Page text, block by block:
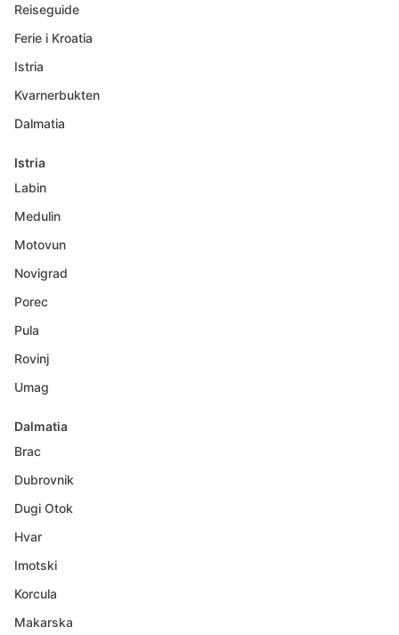
Reiseguide
Ferie i Kroatia
Istria
Kvarnerbukten
Dalmatia
Istria
Labin
Medulin
Motovun
Novigrad
Porec
Pula
Rovinj
Umag
Dalmatia
Brac
Dubrovnik
Dugi Otok
Hvar
Imotski
Korcula
Makarska